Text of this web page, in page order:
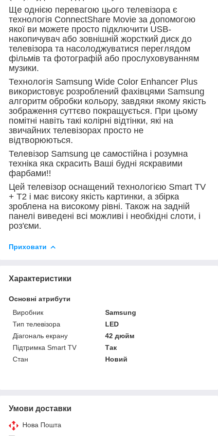
Ще однією перевагою цього телевізора є
технологія ConnectShare Movie за допомогою
якої ви можете просто підключити USB-
накопичувач або зовнішній жорсткий диск до
телевізора та насолоджуватися переглядом
фільмів та фотографій або прослуховуванням
музики.
Технологія Samsung Wide Color Enhancer Plus
використовує розроблений фахівцями Samsung
алгоритм обробки кольору, завдяки якому якість
зображення суттєво покращується. При цьому
помітні навіть такі колірні відтінки, які на
звичайних телевізорах просто не
відтворюються.
Телевізор Samsung це самостійна і розумна
техніка яка скрасить Ваші будні яскравими
фарбами!!
Цей телевізор оснащений технологією Smart TV
+ Т2 і має високу якість картинки, а збірка
зроблена на високому рівні. Також на задній
панелі виведені всі можливі і необхідні слоти, і
роз'єми.
Приховати
Характеристики
Основні атрибути
Виробник
Samsung
Тип телевізора
LED
Діагональ екрану
42 дюйм
Підтримка Smart TV
Так
Стан
Новий
Умови доставки
Нова Пошта